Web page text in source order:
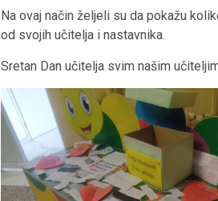
Na ovaj način željeli su da pokažu
od svojih učitelja i nastavnika.
Sretan Dan učitelja svim našim